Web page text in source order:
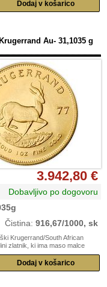
Au- 31,1035 g
3.942,80 €
Dobavljivo po dogovoru
Čistina: 916,67/1000, sk
Krugerrand/South African
zlatnik, ki ima maso malce